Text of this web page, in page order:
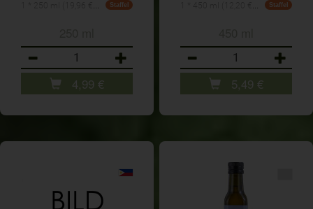
Staffel
4,99 €
Staffel
5,49 €